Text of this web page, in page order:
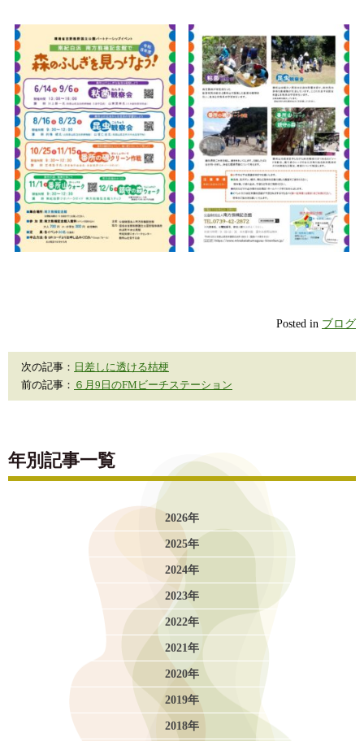
Posted in ブログ
次の記事： 日差しに透ける桔梗
前の記事： ６月9日のFMビーチステーション
年別記事一覧
2026年
2025年
2024年
2023年
2022年
2021年
2020年
2019年
2018年